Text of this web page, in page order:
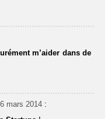
m’aider dans de
mars 2014 :